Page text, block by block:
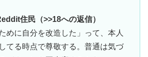
住民（>>18への返信）
めに自分を改造した」って、本人
てる時点で尊敬する。普通は気づ